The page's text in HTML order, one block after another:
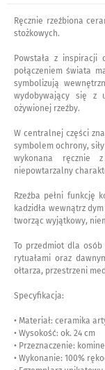
Ręcznie rzeźbiona
stożkowych.
Powstała z inspiracji
połączeniem świata
symbolizują
wydobywający się z
ożywionej rzeźby.
W centralnej części
symbolem ochrony,
wykonana ręcznie
niepowtarzalny
Rzeźba pełni funkcję
kadzidła wewnątrz
tworząc wyjątkowy,
To przedmiot dla
rytuałami oraz
ołtarza, przestrzeni
Specyfikacja:
• Materiał: ceramika
• Wysokość: ok. 24 cm
• Przeznaczenie:
• Wykonanie: 100%